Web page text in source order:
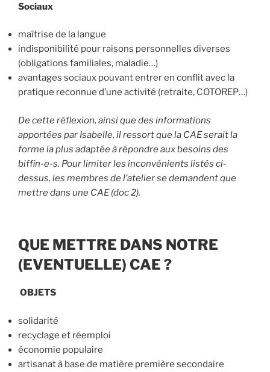
Sociaux
maîtrise de la langue
indisponibilité pour raisons personnelles diverses
(obligations familiales, maladie…)
avantages sociaux pouvant entrer en conflit avec la
pratique reconnue d’une activité (retraite, COTOREP…)
De cette réflexion, ainsi que des informations
apportées par Isabelle, il ressort que la CAE serait la
forme la plus adaptée à répondre aux besoins des
biffin-e-s. Pour limiter les inconvénients listés ci-
dessus, les membres de l’atelier se demandent que
mettre dans une CAE (doc 2).
QUE METTRE DANS NOTRE
(EVENTUELLE) CAE ?
OBJETS
solidarité
recyclage et réemploi
économie populaire
artisanat à base de matière première secondaire